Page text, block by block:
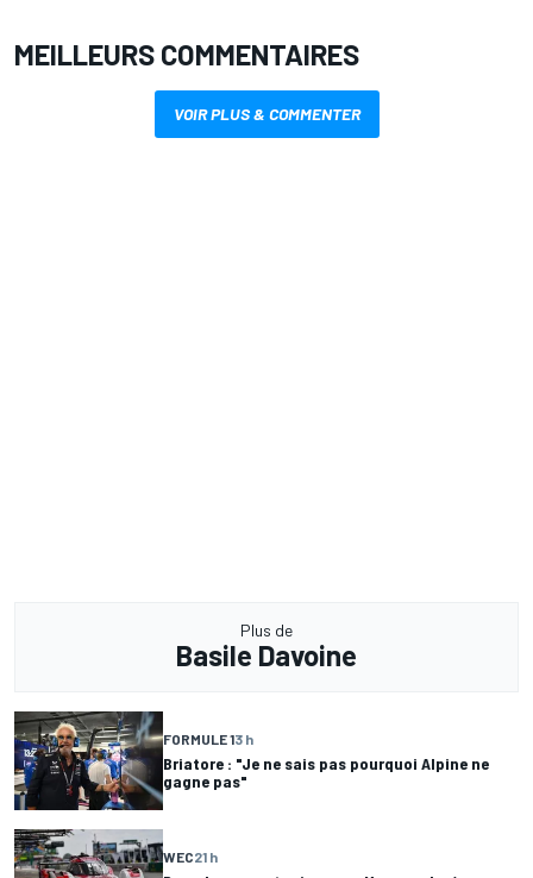
MEILLEURS COMMENTAIRES
VOIR PLUS & COMMENTER
Plus de
Basile Davoine
FORMULE 13 h
Briatore : "Je ne sais pas pourquoi Alpine ne
gagne pas"
WEC21 h